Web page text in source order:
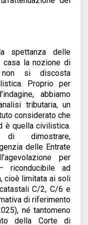
spettanza delle
casa la nozione di
si discosta
Proprio per
abbiamo
tributaria, un
considerato che
è quella civilistica.
dimostrare,
delle Entrate
per
riconducibile ad
cioè limitata ai soli
C/2, C/6 e
di riferimento
né tantomeno
della Corte di